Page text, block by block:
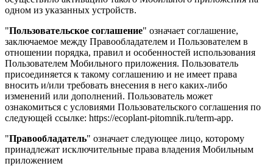
одном из указанных устройств.
"Пользовательское соглашение" означает соглашение,
заключаемое между Правообладателем и Пользователем в
отношении порядка, правил и особенностей использования
Пользователем Мобильного приложения. Пользователь
присоединяется к такому соглашению и не имеет права
вносить и/или требовать внесения в него каких-либо
изменений или дополнений. Пользователь может
ознакомиться с условиями Пользовательского соглашения по
следующей ссылке: https://ecoplant-pitomnik.ru/term-app.
"Правообладатель" означает следующее лицо, которому
принадлежат исключительные права владения Мобильным
приложением